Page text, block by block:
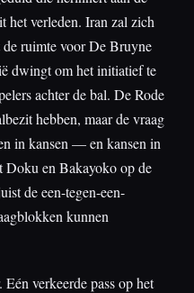
het verleden. Iran zal zich
ruimte voor De Bruyne
dwingt om het initiatief te
achter de bal. De Rode
hebben, maar de vraag
in kansen — en kansen in
Doku en Bakayoko op de
de een-tegen-een-
kunnen
verkeerde pass op het